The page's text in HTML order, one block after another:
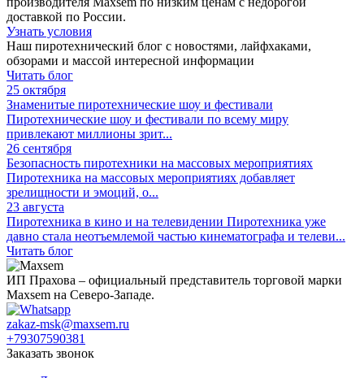
доставкой по России.
Узнать условия
Наш пиротехнический блог с новостями, лайфхаками,
обзорами и массой интересной информации
Читать блог
25 октября
Знаменитые пиротехнические шоу и фестивали
Пиротехнические шоу и фестивали по всему миру
привлекают миллионы зрит...
26 сентября
Безопасность пиротехники на массовых мероприятиях
Пиротехника на массовых мероприятиях добавляет
зрелищности и эмоций, о...
23 августа
Пиротехника в кино и на телевидении Пиротехника уже
давно стала неотъемлемой частью кинематографа и телеви...
Читать блог
ИП Прахова – официальный представитель торговой марки
Maxsem на Северо-Западе.
zakaz-msk@maxsem.ru
+79307590381
Заказать звонок